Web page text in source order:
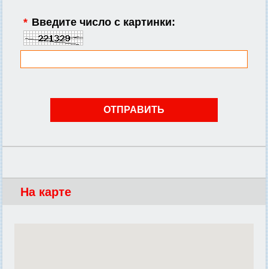
* Введите число с картинки:
На карте